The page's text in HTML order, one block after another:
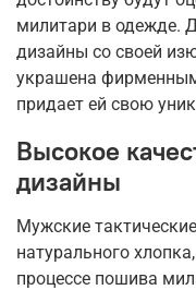
милитари в одежде.
дизайны со своей
украшена
придает ей свою
Высокое
дизайны
Мужские
натурального
процессе пошива